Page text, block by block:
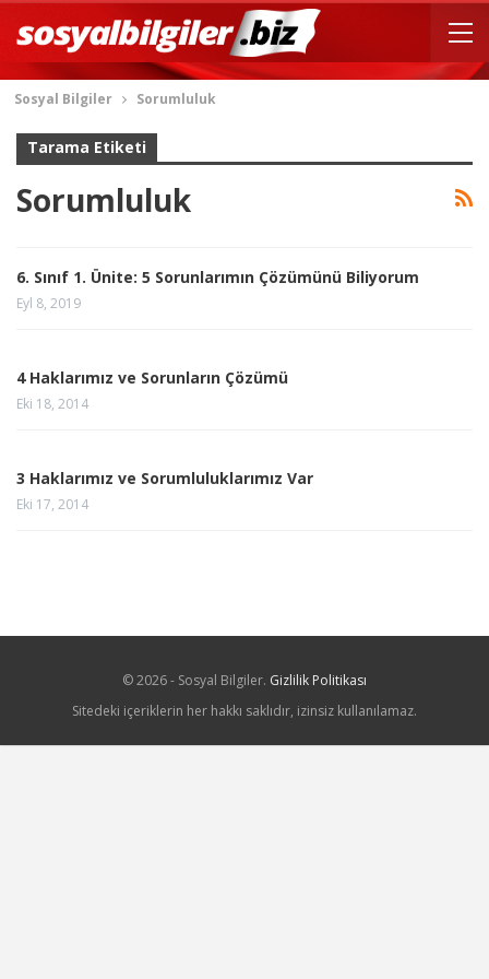
Sosyal Bilgiler Sorumluluk
Tarama Etiketi
Sorumluluk
6. Sınıf 1. Ünite: 5 Sorunlarımın Çözümünü Biliyorum
Eyl 8, 2019
4 Haklarımız ve Sorunların Çözümü
Eki 18, 2014
3 Haklarımız ve Sorumluluklarımız Var
Eki 17, 2014
© 2026 - Sosyal Bilgiler. Gizlilik Politikası
Sitedeki içeriklerin her hakkı saklıdır, izinsiz kullanılamaz.